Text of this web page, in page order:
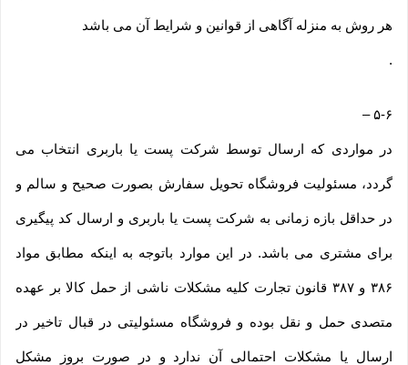
هر روش به منزله آگاهی از قوانین و شرایط آن می باشد
.
۵-۶–
در مواردی که ارسال توسط شرکت پست یا باربری انتخاب می
گردد، مسئولیت فروشگاه تحویل سفارش بصورت صحیح و سالم و
در حداقل بازه زمانی به شرکت پست یا باربری و ارسال کد پیگیری
برای مشتری می باشد. در این موارد باتوجه به اینکه مطابق مواد
۳۸۶ و ۳۸۷ قانون تجارت کلیه مشکلات ناشی از حمل کالا بر عهده
متصدی حمل و نقل بوده و فروشگاه مسئولیتی در قبال تاخیر در
ارسال یا مشکلات احتمالی آن ندارد و در صورت بروز مشکل